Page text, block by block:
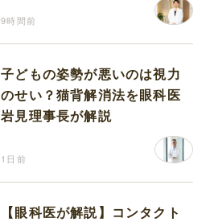
9時間前
子どもの姿勢が悪いのは視力
のせい？猫背解消法を眼科医
岩見理事長が解説
1日前
【眼科医が解説】コンタクト